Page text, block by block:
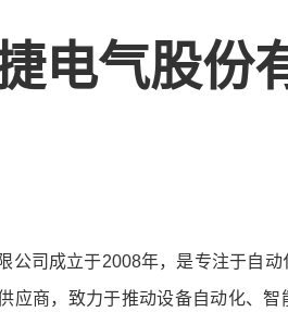
电气股份
公司成立于2008年，是专注于自
应商，致力于推动设备自动化、智